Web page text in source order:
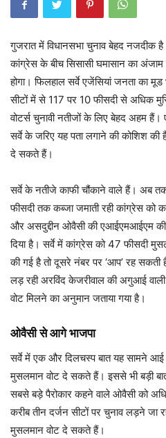
गुजरात में विधानसभा चुनाव बेहद नजदीक
कांग्रेस के बीच सिसासी घमासान का अंजाम
होगा। फिलहाल सर्वे एजेंसियां जनता का
सीटों में से 117 पर 10 फीसदी से अधिक
वोटर्स चुनावी नतीजों के लिए बेहद अहम हैं।
सर्वे के जरिए यह पता लगाने की कोशिश
दे सकते हैं।
सर्वे के नतीजे काफी चौंकाने वाले हैं। अब
फीसदी तक कब्जा जमाती रही कांग्रेस को
और असदुद्दीन ओवैसी की एआईएमआईएम की
दिया है। सर्वे में कांग्रेस को 47 फीसदी
की गई है तो दूसरे नंबर पर ‘आप’ रह सकती
लड़ रही अरविंद केजरीवाल की अगुआई वाली
वोट मिलने का अनुमान जताया गया है।
ओवैसी से आगे भाजपा
सर्वे में एक और दिलचस्प बात यह सामने आई
मुसलमान वोट दे सकते हैं। इससे भी बड़ी
सबसे बड़े पैरोकार कहने वाले ओवैसी को
करीब तीन दर्जन सीटों पर चुनाव लड़ने
मुसलमान वोट दे सकते हैं।